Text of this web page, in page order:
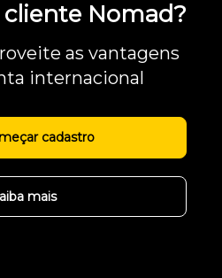
Nomad?
as vantagens
internacional
cadastro
mais